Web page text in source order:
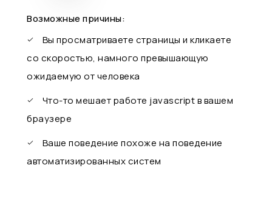
Возможные причины:
Вы просматриваете страницы и кликаете
со скоростью, намного превышающую
ожидаемую от человека
Что-то мешает работе javascript в вашем
браузере
Ваше поведение похоже на поведение
автоматизированных систем